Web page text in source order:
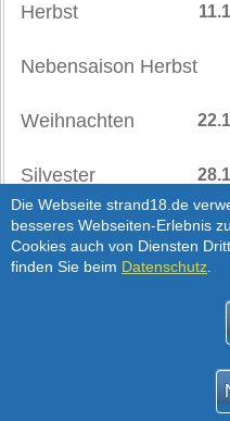
Die Webseite strand18.de
besseres Webseiten-Erlebnis
Cookies auch von Diensten
finden Sie beim Datenschutz
Herbst
Nebensaison Herbst
Weihnachten
Silvester
>
AB 2028
Hinweis:Silvester Preis
Die Preise
Die Preise sind exklusive